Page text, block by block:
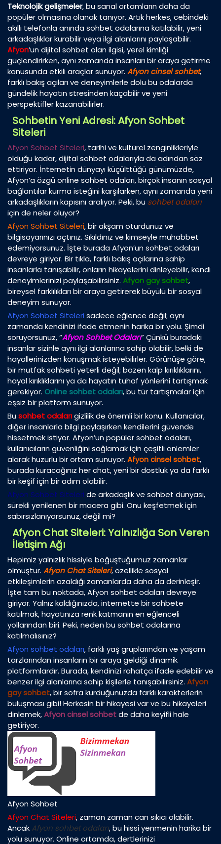
Teknolojik gelişmeler, bu sanal ortamların daha da
popüler olmasına olanak tanıyor. Artık herkes, cebindeki
akıllı telefonla anında sohbet odalarına katılabilir, yeni
arkadaşlıklar kurabilir veya ilgi alanlarını paylaşabilir.
Afyon’un dijital sohbet olan ilgisi, yerel kimliği
güçlendirirken, aynı zamanda insanları bir araya getirme
konusunda etkili araçlar sunuyor. Afyon cinsel sohbet,
farklı bakış açıları ve deneyimlerle dolu bu odalarda
gündelik hayatın stresinden kaçabilir ve yeni
perspektifler kazanabilirler.
Sohbetin Yeni Adresi: Afyon Sohbet
Siteleri
Afyon Sohbet Siteleri, tarihi ve kültürel zenginlikleriyle
olduğu kadar, dijital sohbet odalarıyla da adından söz
ettiriyor. İnternetin dünyayı küçülttüğü günümüzde,
Afyon’a özgü online sohbet odaları, birçok insanın sosyal
bağlantılar kurma isteğini karşılarken, aynı zamanda yeni
arkadaşlıkların kapısını aralıyor. Peki, bu sohbet odaları
için de neler oluyor?
Afyon Sohbet Siteleri, bir akşam oturdunuz ve
bilgisayarınızı açtınız. Sıkıldınız ve kimseyle muhabbet
edemiyorsunuz. İşte burada Afyon’un sohbet odaları
devreye giriyor. Bir tıkla, farklı bakış açılarına sahip
insanlarla tanışabilir, onların hikayelerini dinleyebilir, kendi
deneyimlerinizi paylaşabilirsiniz. Afyon gay sohbet,
bireysel farklılıkları bir araya getirerek büyülü bir sosyal
deneyim sunuyor.
Afyon Sohbet Siteleri sadece eğlence değil; aynı
zamanda kendinizi ifade etmenin harika bir yolu. Şimdi
soruyorsunuz, “Afyon Sohbet Odaları” Çünkü buradaki
insanlar sizinle aynı ilgi alanlarına sahip olabilir, belki de
hayallerinizden konuşmak isteyebilirler. Görünüşe göre,
bir mutfak sohbeti yeterli değil; bazen kalp kırıklıklarını,
hayal kırıklıklarını ya da hayatın tuhaf yönlerini tartışmak
gerekiyor. Online sohbet odaları, bu tür tartışmalar için
eşsiz bir platform sunuyor.
Busohbet odalarıgizlilik de önemli bir konu. Kullanıcılar,
diğer insanlarla bilgi paylaşırken kendilerini güvende
hissetmek istiyor. Afyon’un popüler sohbet odaları,
kullanıcıların güvenliğini sağlamak için çeşitli önlemler
alarak huzurlu bir ortam sunuyor. Afyon cinsel sohbet,
burada kuracağınız her chat, yeni bir dostluk ya da farklı
bir keşif için bir adım olabilir.
Afyon Sohbet Siteleri de arkadaşlık ve sohbet dünyası,
sürekli yenilenen bir macera gibi. Onu keşfetmek için
sabırsızlanıyorsunuz, değil mi?
Afyon Chat Siteleri: Yalnızlığa Son Veren
İletişim Ağı
Hepimiz yalnızlık hissiyle boğuştuğumuz zamanlar
olmuştur. Afyon Chat Siteleri, özellikle sosyal
etkileşimlerin azaldığı zamanlarda daha da derinleşir.
İşte tam bu noktada, Afyon sohbet odaları devreye
giriyor. Yalnız kaldığınızda, internette bir sohbete
katılmak, hayatınıza renk katmanın en eğlenceli
yollarından biri. Peki, neden bu sohbet odalarına
katılmalısınız?
Afyon sohbet odaları, farklı yaş gruplarından ve yaşam
tarzlarından insanların bir araya geldiği dinamik
platformlardır. Burada, kendinizi rahatça ifade edebilir ve
benzer ilgi alanlarına sahip kişilerle tanışabilirsiniz. Afyon
gay sohbet, bir sofra kurduğunuzda farklı karakterlerin
buluşması gibi! Herkesin bir hikayesi var ve bu hikayeleri
dinlemek,Afyon cinsel sohbetde daha keyifli hale
getiriyor.
Afyon Sohbet
Afyon Chat Siteleri, zaman zaman can sıkıcı olabilir.
Ancak Afyon sohbet odaları, bu hissi yenmenin harika bir
yolu sunuyor. Online ortamda, dertlerinizi